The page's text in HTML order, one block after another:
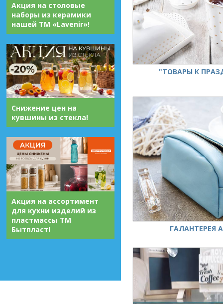
Акция на столовые
наборы из керамики
нашей ТМ «Lavenir»!
Снижение цен на
кувшины из стекла!
Акция на ассортимент
для кухни изделий из
пластмассы ТМ
Бытпласт!
"ТОВАРЫ К
ГАЛАНТЕРЕЯ